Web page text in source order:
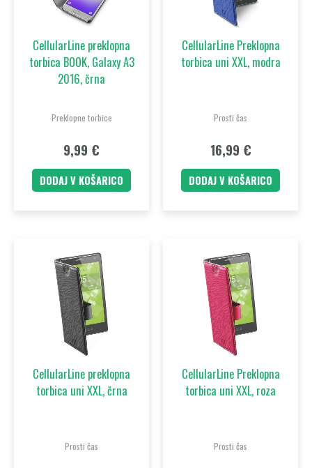
CellularLine preklopna
torbica BOOK, Galaxy A3
2016, črna
Preklopne torbice
9,99 €
DODAJ V KOŠARICO
CellularLine Preklopna
torbica uni XXL, modra
Prosti čas
16,99 €
DODAJ V KOŠARICO
CellularLine preklopna
torbica uni XXL, črna
Prosti čas
CellularLine Preklopna
torbica uni XXL, roza
Prosti čas